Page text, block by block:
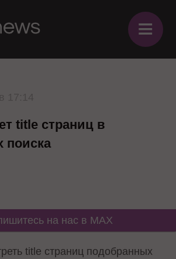
≡
title страниц в
поиска
на нас в MAX
title страниц подобранных